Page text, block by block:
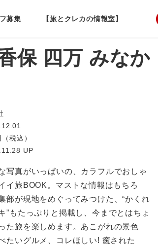
募集 【旅とクレカの情報室】
保 四万 みなか
税込）
UP
写真がいっぱいの、カラフルでおしゃ
イ旅BOOK。マストな情報はもちろ
部が現地をめぐってみつけた、“かくれ
”もたっぷりと掲載し、今までとはちょ
た旅を楽しめます。あこがれの景色
たいグルメ、コレほしい! 癒された